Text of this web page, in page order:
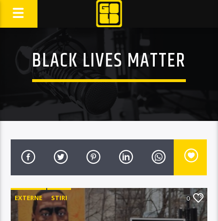
BLACK LIVES MATTER
EXTERNE STIRI 0